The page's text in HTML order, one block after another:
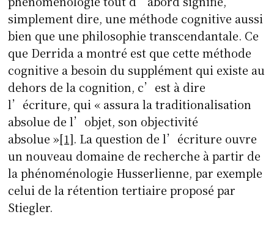
simplement dire, une méthode cognitive aussi
bien que une philosophie transcendantale. Ce
que Derrida a montré est que cette méthode
cognitive a besoin du supplément qui existe au
dehors de la cognition, c’est à dire
l’écriture, qui « assura la traditionalisation
absolue de l’objet, son objectivité
absolue »[1]. La question de l’écriture ouvre
un nouveau domaine de recherche à partir de
la phénoménologie Husserlienne, par exemple
celui de la rétention tertiaire proposé par
Stiegler.